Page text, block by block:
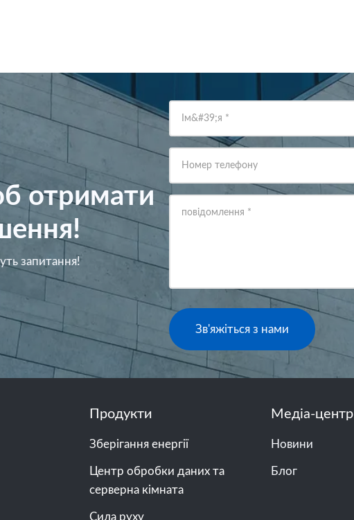
отримати
запитання!
Ім&#39;я *
Номер телефону
повідомлення *
Зв'яжіться з нами
Продукти
Зберігання енергії
Центр обробки даних та
серверна кімната
Сила руху
Медіа-центр
Новини
Блог